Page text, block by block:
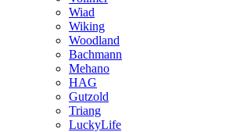
Wiad
Wiking
Woodland
Bachmann
Mehano
HAG
Gutzold
Triang
LuckyLife